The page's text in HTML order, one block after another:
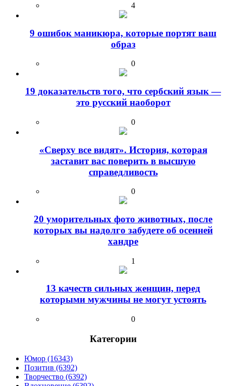
4
9 ошибок маникюра, которые портят ваш
образ
0
19 доказательств того, что сербский язык —
это русский наоборот
0
«Сверху все видят». История, которая
заставит вас поверить в высшую
справедливость
0
20 уморительных фото животных, после
которых вы надолго забудете об осенней
хандре
1
13 качеств сильных женщин, перед
которыми мужчины не могут устоять
0
Категории
Юмор (16343)
Позитив (6392)
Творчество (6392)